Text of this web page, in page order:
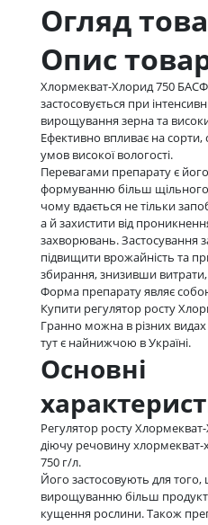
Огляд
Опис
Хлормекват-Хлорид 750
застосовується при
вирощування зерна та
Ефективно впливає на сорти,
умов високої вологості.
Перевагами препарату є
формуванню більш щільного
чому вдається не тільки
а й захистити від
захворювань. Застосування
підвищити врожайність та
збирання, знизивши витрати,
Форма препарату являє
Купити регулятор росту
Гранно можна в різних видах
тут є найнижчою в Україні.
Основні
Регулятор росту
діючу речовину хлормекват-
750 г/л.
Його застосовують для
вирощуванню більш
кущення рослини. Також